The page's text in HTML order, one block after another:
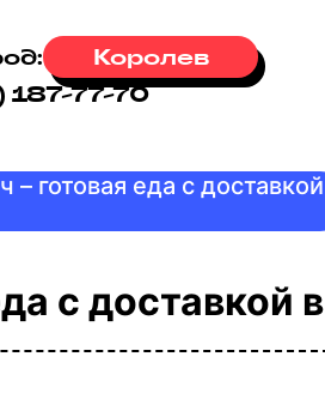
Королев
187-77-70
– готовая еда с доставкой
с доставкой